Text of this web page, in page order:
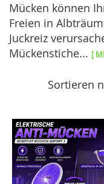
Mücken können
Freien in
Juckreiz
Mückenstiche... [
Sortieren